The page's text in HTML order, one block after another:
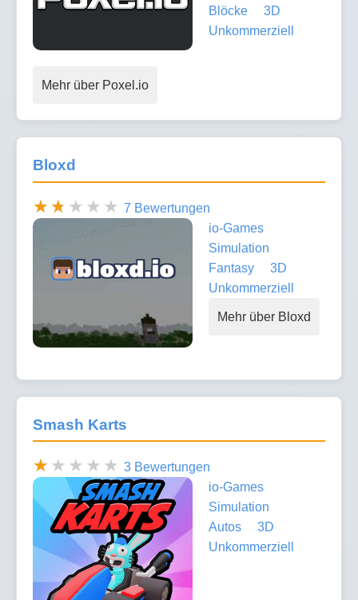
Blöcke
3D
Unkommerziell
Mehr über Poxel.io
Bloxd
7 Bewertungen
io-Games
Simulation
Fantasy
3D
Unkommerziell
Mehr über Bloxd
Smash Karts
3 Bewertungen
io-Games
Simulation
Autos
3D
Unkommerziell